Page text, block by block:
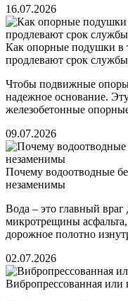
16.07.2026
Как опорные подушки в
продлевают срок службы
Чтобы подвижные
надежное основание.
железобетонные
09.07.2026
Почему водоотводные
незаменимы
Вода – это главный
микротрещины асфальта,
дорожное полотно
02.07.2026
Вибропрессованная или